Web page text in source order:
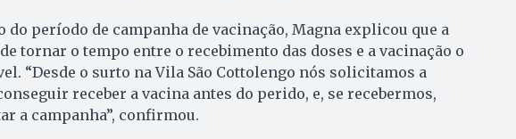
do período de campanha de vacinação, Magna explicou que a
tornar o tempo entre o recebimento das doses e a vacinação o
“Desde o surto na Vila São Cottolengo nós solicitamos a
receber a vacina antes do perido, e, se recebermos,
a campanha”, confirmou.